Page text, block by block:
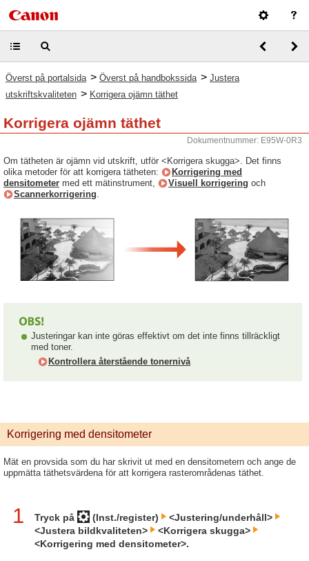
Överst på portalsida > Överst på handbokssida > Justera
utskriftskvaliteten > Korrigera ojämn täthet
Korrigera ojämn täthet
Dokumentnummer: E95W-0R3
Om tätheten är ojämn vid utskrift, utför <Korrigera skugga>. Det finns
olika metoder för att korrigera tätheten:
Korrigering med
densitometer med ett mätinstrument, Visuell korrigering och
Scannerkorrigering.
Justeringar kan inte göras effektivt om det inte finns tillräckligt
med toner.
Kontrollera återstående tonernivå
Korrigering med densitometer
Mät en provsida som du har skrivit ut med en densitometern och ange de
uppmätta täthetsvärdena för att korrigera rasterområdenas täthet.
1 Tryck på (Inst./register)
<Justering/underhåll>
<Justera bildkvaliteten>
<Korrigera skugga>
<Korrigering med densitometer>.